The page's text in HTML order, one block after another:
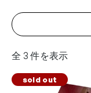
全 3 件を表示
sold out